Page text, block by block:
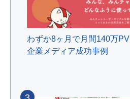
わずか8ヶ月で月間140万
企業メディア成功事例